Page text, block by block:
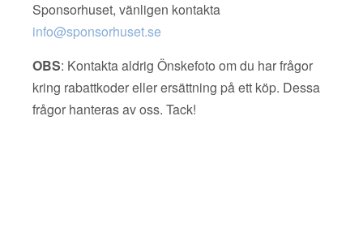
Sponsorhuset, vänligen kontakta
info@sponsorhuset.se
OBS: Kontakta aldrig Önskefoto om du har frågor
kring rabattkoder eller ersättning på ett köp. Dessa
frågor hanteras av oss. Tack!